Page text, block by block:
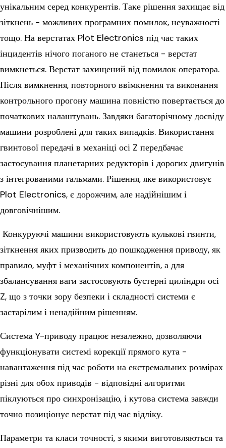
унікальним серед конкурентів. Таке рішення захищає від
зіткнень - можливих програмних помилок, неуважності
тощо. На верстатах Plot Electronics під час таких
інцидентів нічого поганого не станеться - верстат
вимкнеться. Верстат захищений від помилок оператора.
Після вимкнення, повторного ввімкнення та виконання
контрольного прогону машина повністю повертається до
початкових налаштувань. Завдяки багаторічному досвіду
машини розроблені для таких випадків. Використання
гвинтової передачі в механіці осі Z передбачає
застосування планетарних редукторів і дорогих двигунів
з інтегрованими гальмами. Рішення, яке використовує
Plot Electronics, є дорожчим, але надійнішим і
довговічнішим.
Конкуруючі машини використовують кулькові гвинти,
зіткнення яких призводить до пошкодження приводу, як
правило, муфт і механічних компонентів, а для
збалансування ваги застосовують бустерні циліндри осі
Z, що з точки зору безпеки і складності системи є
застарілим і ненадійним рішенням.
Система Y-приводу працює незалежно, дозволяючи
функціонувати системі корекції прямого кута -
навантаження під час роботи на екстремальних розмірах
різні для обох приводів - відповідні алгоритми
піклуються про синхронізацію, і кутова система завжди
точно позиціонує верстат під час відліку.
Параметри та класи точності, з якими виготовляються та